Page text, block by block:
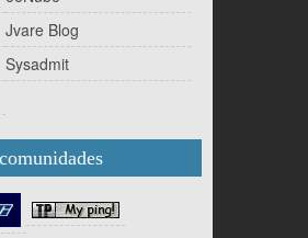
Jvare Blog
Sysadmit